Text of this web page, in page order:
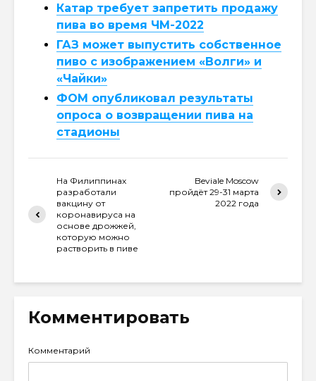
Катар требует запретить продажу
пива во время ЧМ-2022
ГАЗ может выпустить собственное
пиво с изображением «Волги» и
«Чайки»
ФОМ опубликовал результаты
опроса о возвращении пива на
стадионы
На Филиппинах
разработали
вакцину от
коронавируса на
основе дрожжей,
которую можно
растворить в пиве
Beviale Moscow
пройдёт 29-31 марта
2022 года
Комментировать
Комментарий